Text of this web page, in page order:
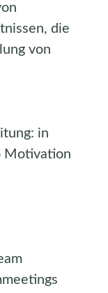
die
von
in
Motivation